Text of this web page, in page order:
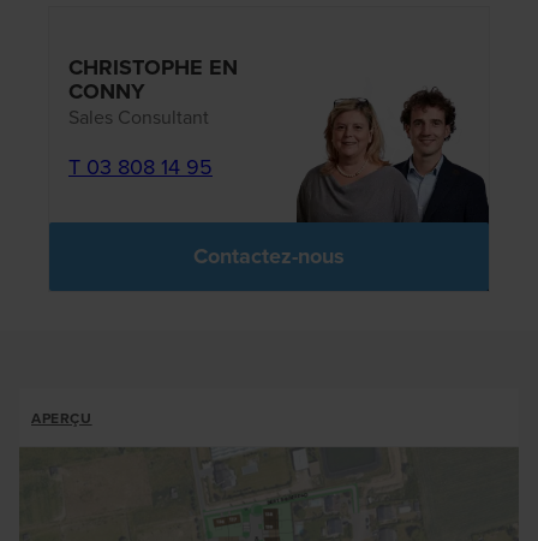
CHRISTOPHE EN
CONNY
Sales Consultant
T 03 808 14 95
Contactez-nous
APERÇU